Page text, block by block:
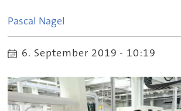
Pascal Nagel
6. September 2019 - 10:19